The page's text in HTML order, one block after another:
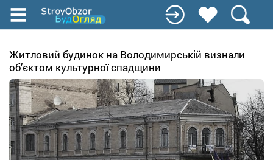
Перейти
содержанию
Житловий будинок на Володимирській визнали
об’єктом культурної спадщини